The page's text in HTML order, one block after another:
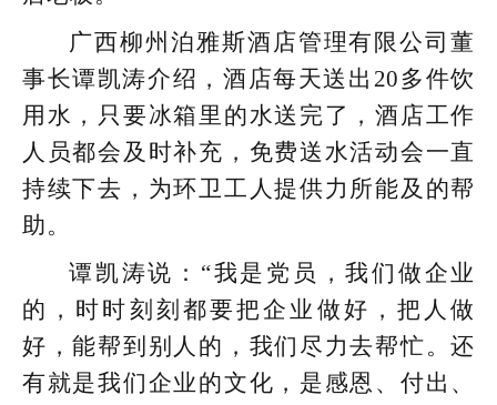
广西柳州泊雅斯酒店管理有限公司董
事长谭凯涛介绍，酒店每天送出20多件饮
用水，只要冰箱里的水送完了，酒店工作
人员都会及时补充，免费送水活动会一直
持续下去，为环卫工人提供力所能及的帮
助。
谭凯涛说：“我是党员，我们做企业
的，时时刻刻都要把企业做好，把人做
好，能帮到别人的，我们尽力去帮忙。还
有就是我们企业的文化，是感恩、付出、